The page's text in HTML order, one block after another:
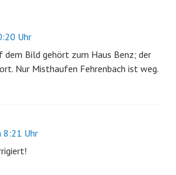
Uhr
dem Bild gehört zum Haus Benz; der
Nur Misthaufen Fehrenbach ist weg.
Uhr